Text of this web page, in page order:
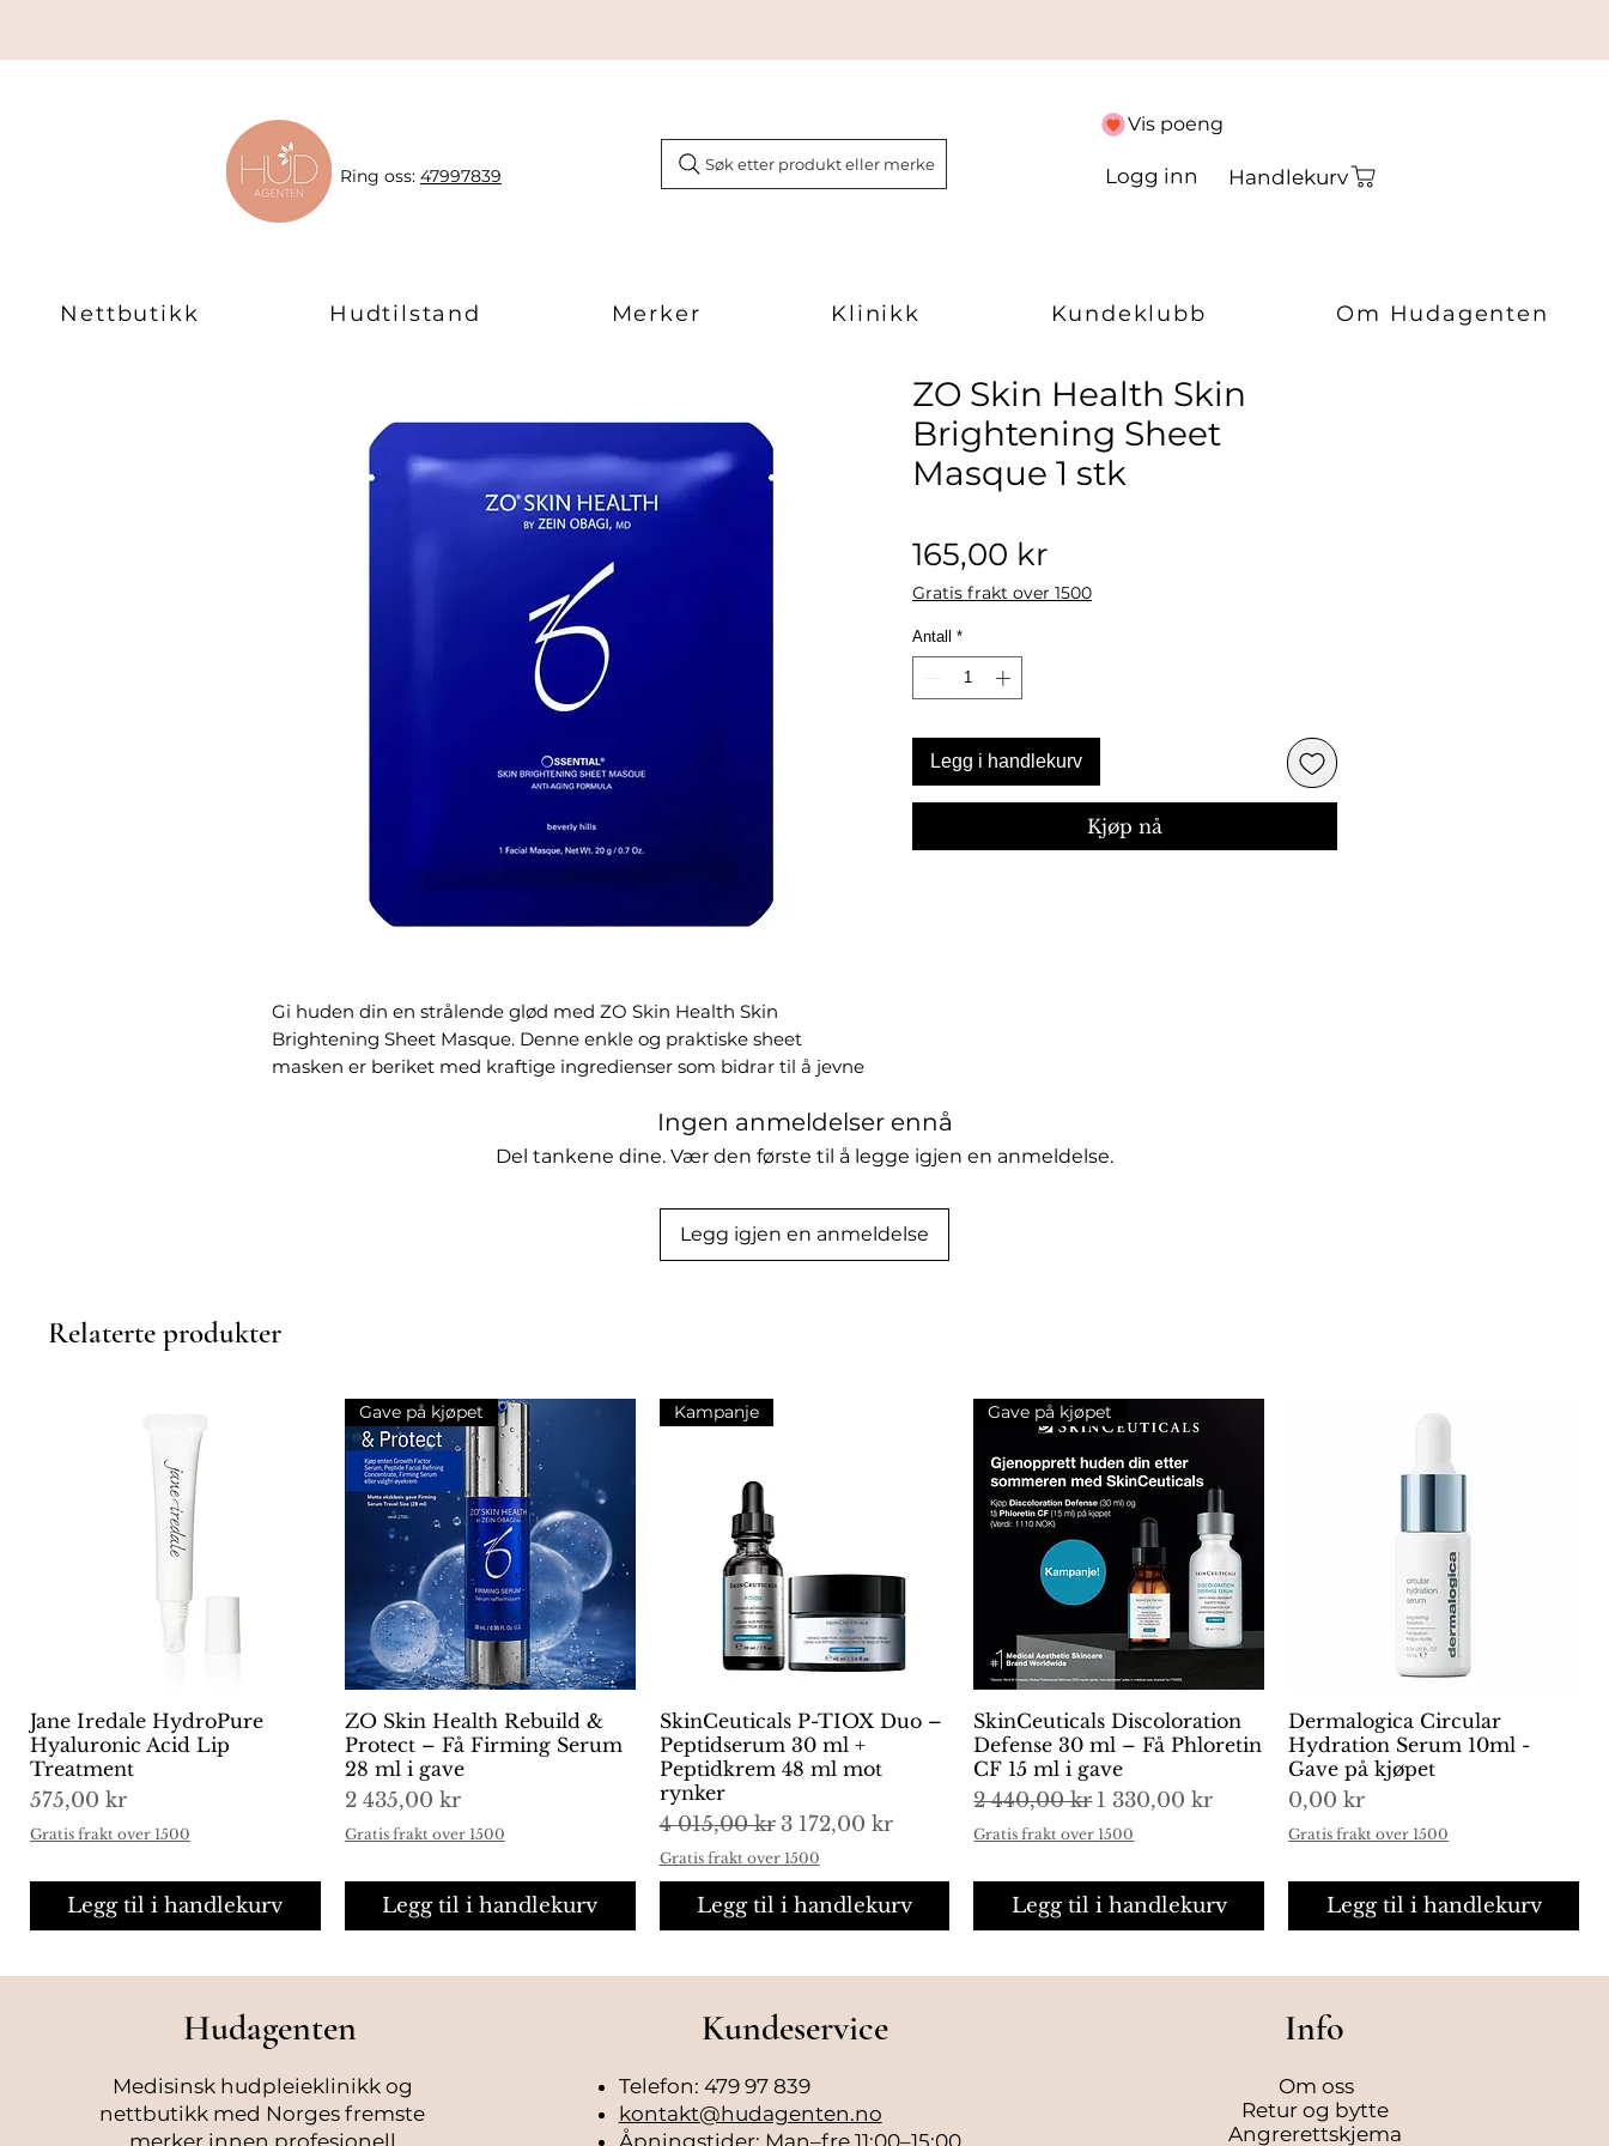
Ring oss: 47997839
Søk etter produkt eller merke
Vis poeng
Logg inn Handlekurv
Nettbutikk Hudtilstand Merker Klinikk Kundeklubb Om Hudagenten
Gi huden din en strålende glød med ZO Skin Health Skin
Brightening Sheet Masque. Denne enkle og praktiske sheet
masken er beriket med kraftige ingredienser som bidrar til å jevne
friskt og ungdommelig utseende. Formelen er spesielt utviklet av
hudleger for å sikre effektivitet og sikkerhet for alle hudtyper. Med
ungdommelig hudtone. Gi deg selv en luksuriøs spa-opplevelse
hjemme med denne ZO Skin Health Sheet Masque.
ZO Skin Health Skin
Brightening Sheet
Masque 1 stk
165,00 krPris
Gratis frakt over 1500
Antall *
Legg i handlekurv
Kjøp nå
Ingen anmeldelser ennå
Del tankene dine. Vær den første til å legge igjen en anmeldelse.
Legg igjen en anmeldelse
Relaterte produkter
Hurtigvisning
Jane Iredale HydroPure
Hyaluronic Acid Lip
Treatment
Pris
575,00 kr
Gratis frakt over 1500
Legg til i handlekurv
Hurtigvisning
Gave på kjøpet
ZO Skin Health Rebuild &
Protect – Få Firming Serum
28 ml i gave
Pris
2 435,00 kr
Gratis frakt over 1500
Legg til i handlekurv
Hurtigvisning
Kampanje
SkinCeuticals P-TIOX Duo –
Peptidserum 30 ml +
Peptidkrem 48 ml mot
rynker
Vanlig pris
4 015,00 kr Salgspris
3 172,00 kr
Gratis frakt over 1500
Legg til i handlekurv
Hurtigvisning
Gave på kjøpet
SkinCeuticals Discoloration
Defense 30 ml – Få Phloretin
CF 15 ml i gave
Vanlig pris
2 440,00 kr Salgspris
1 330,00 kr
Gratis frakt over 1500
Legg til i handlekurv
Hurtigvisning
Dermalogica Circular
Hydration Serum 10ml -
Gave på kjøpet
Pris
0,00 kr
Gratis frakt over 1500
Legg til i handlekurv
Hudagenten
Medisinsk hudpleieklinikk og
nettbutikk med Norges fremste
merker innen profesjonell
Kundeservice
Telefon: 479 97 839
kontakt@hudagenten.no
Åpningstider: Man–fre 11:00–15:00
Info
Om oss
Retur og bytte
Angrerettskjema